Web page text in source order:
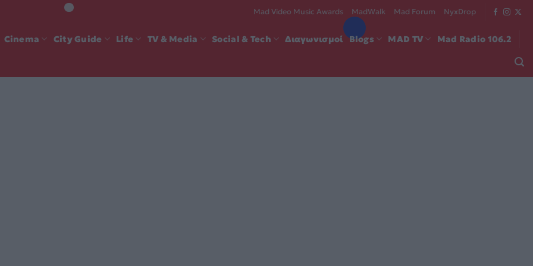
Mad Video Music Awards MadWalk Mad Forum NyxDrop
Cinema City Guide Life TV & Media Social & Tech Διαγωνισμοί Blogs MAD TV Mad Radio 106.2